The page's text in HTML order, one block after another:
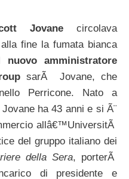
Jovane circolava
fine la fumata bianca
nuovo amministratore
sarÃ Jovane, che
Perricone. Nato a
ha 43 anni e si Ã¨
allâ€™UniversitÃ
del gruppo italiano dei
della Sera, porterÃ
di presidente e